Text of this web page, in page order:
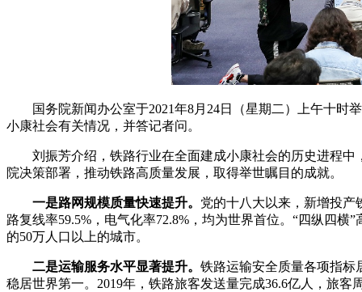
国务院新闻办公室于2021年8月24日（星期二）上午十
小康社会有关情况，并答记者问。
刘振芳介绍 ， 铁路行业在全面建成小康社会的历史进程
院决策部署，推动铁路高质量发展，取得举世瞩目的成就。
一是路网规模质量快速提升。 党的十八大以来，新增投产
路复线率59.5%，电气化率72.8%，均为世界首位。“四纵四
的50万人口以上的城市。
二是运输服务水平显著提升。 铁路运输安全质量各项指标
稳居世界第一。2019年，铁路旅客发送量完成36.6亿人，旅客